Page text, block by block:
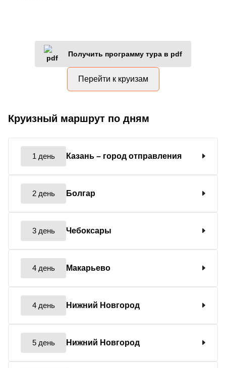
Получить программу тура в pdf
Перейти к круизам
Круизный маршрут по дням
1 день Казань – город отправления
2 день Болгар
3 день Чебоксары
4 день Макарьево
4 день Нижний Новгород
5 день Нижний Новгород